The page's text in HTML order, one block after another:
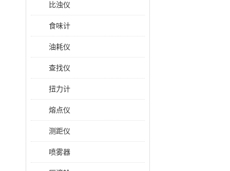
比浊仪
食味计
油耗仪
查找仪
扭力计
熔点仪
测距仪
喷雾器